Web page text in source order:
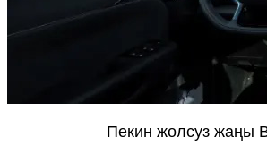
Пекин жолсуз жаңы